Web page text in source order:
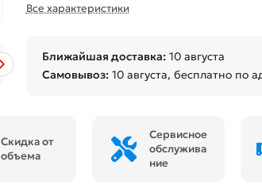
Все характеристики
Ближайшая доставка: 10 августа
Самовывоз: 10 августа, бесплатно по
Скидка от
объема
Сервисное
обслужива
ние